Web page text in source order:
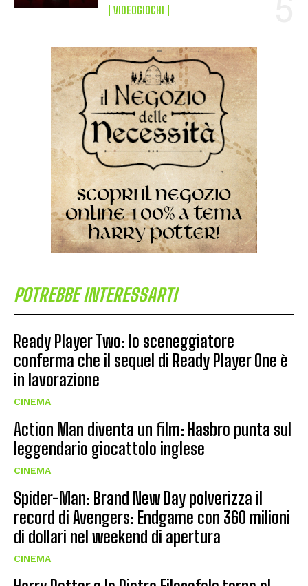
VIDEOGIOCHI
POTREBBE INTERESSARTI
Ready Player Two: lo sceneggiatore
conferma che il sequel di Ready Player One è
in lavorazione
CINEMA
Action Man diventa un film: Hasbro punta sul
leggendario giocattolo inglese
CINEMA
Spider-Man: Brand New Day polverizza il
record di Avengers: Endgame con 360 milioni
di dollari nel weekend di apertura
CINEMA